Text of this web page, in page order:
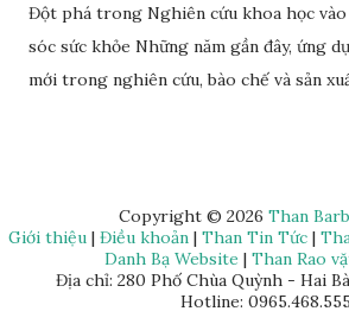
Đột phá trong Nghiên cứu khoa học vào
sóc sức khỏe Những năm gần đây, ứng
mới trong nghiên cứu, bào chế và sản
dụng mà Anphagroup là một trong
tiêu biểu. Đơn vị này đã ứng dụng rất
khoa học trong việc sản xuất, phát triển
sóc sức khỏe và đem lại nhiều thành tựu
Copyright © 2026 Than
Giới thiệu | Điều khoản | Than Tin Tức |
Danh Bạ Website | Than Rao
Địa chỉ: 280 Phố Chùa Quỳnh - Hai
Hotline: 0965.468.555